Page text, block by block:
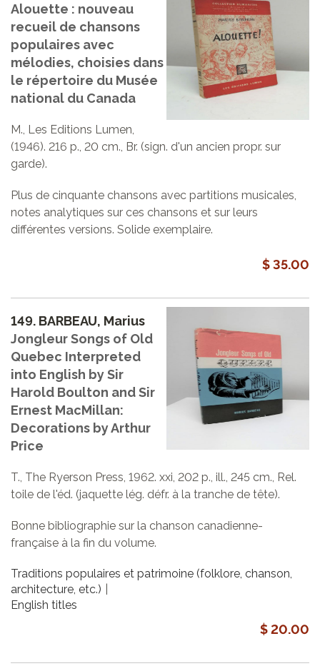
Alouette : nouveau
recueil de chansons
populaires avec
mélodies, choisies dans
le répertoire du Musée
national du Canada
M., Les Editions Lumen,
(1946). 216 p., 20 cm., Br. (sign. d'un ancien propr. sur
garde).
Plus de cinquante chansons avec partitions musicales,
notes analytiques sur ces chansons et sur leurs
différentes versions. Solide exemplaire.
$ 35.00
149. BARBEAU, Marius
Jongleur Songs of Old
Quebec Interpreted
into English by Sir
Harold Boulton and Sir
Ernest MacMillan:
Decorations by Arthur
Price
T., The Ryerson Press, 1962. xxi, 202 p., ill., 245 cm., Rel.
toile de l'éd. (jaquette lég. défr. à la tranche de tête).
Bonne bibliographie sur la chanson canadienne-
française à la fin du volume.
Traditions populaires et patrimoine (folklore, chanson,
architecture, etc.)
English titles
$ 20.00